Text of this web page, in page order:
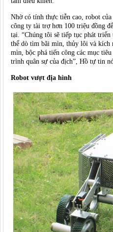
Nhờ có tính thực tiễn cao, robot
công ty tài trợ hơn 100 triệu đồng
tại. “Chúng tôi sẽ tiếp tục phát
thể dò tìm bãi mìn, thủy lôi và kích
mìn, bộc phá tiến công các mục
trình quân sự của địch”, Hồ tự tin
Robot vượt địa hình